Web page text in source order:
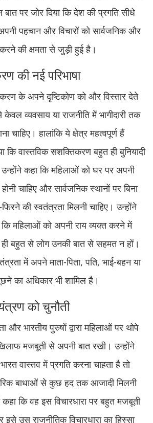
पर जोर दिया कि देश की प्रगति सीधे
पहचान और विचारों को सार्वजनिक और
की क्षमता से जुड़ी हुई है।
की नई परिभाषा
के अपने दृष्टिकोण को और विस्तार देते
व्यवसाय या राजनीति में भागीदारी तक
चाहिए। हालांकि ये क्षेत्र महत्वपूर्ण हैं
कि वास्तविक सशक्तिकरण बहुत ही बुनियादी
कहा कि महिलाओं को घर पर अपनी
चाहिए और सार्वजनिक स्थानों पर बिना
की स्वतंत्रता मिलनी चाहिए। उन्होंने
कि महिलाओं को अपनी राय व्यक्त करने में
ही बहुत से लोग उनकी बात से सहमत न हों।
में अपने माता-पिता, पति, भाई-बहन या
का अधिकार भी शामिल है।
को चुनौती
और भारतीय पुरुषों द्वारा महिलाओं पर थोपे
मजबूती से अपनी बात रखी। उन्होंने
वास्तव में प्रगति करना चाहता है तो
बाधाओं से कुछ हद तक आजादी मिलनी
कहा कि वह इस विचारधारा पर बहुत मजबूती
उस राजनीतिक विचारधारा का हिस्सा